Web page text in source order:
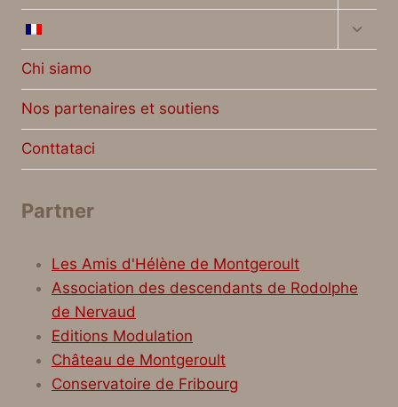
menu
Chi siamo
Nos partenaires et soutiens
Conttataci
Partner
Les Amis d'Hélène de Montgeroult
Association des descendants de Rodolphe
de Nervaud
Editions Modulation
Château de Montgeroult
Conservatoire de Fribourg